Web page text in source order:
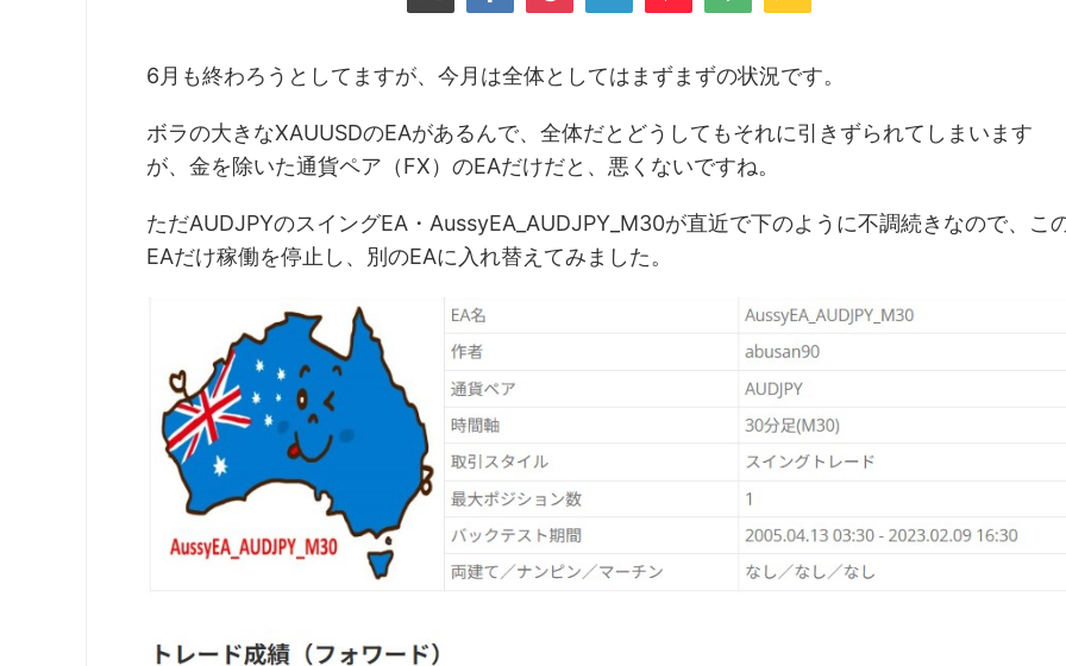
6月も終わろうとしてますが、今月は全体としてはまずまずの状況です。
ボラの大きなXAUUSDのEAがあるんで、全体だとどうしてもそれに引きずられてしまいます
が、金を除いた通貨ペア（FX）のEAだけだと、悪くないですね。
ただAUDJPYのスイングEA・AussyEA_AUDJPY_M30が直近で下のように不調続きなので、こ
EAだけ稼働を停止し、別のEAに入れ替えてみました。